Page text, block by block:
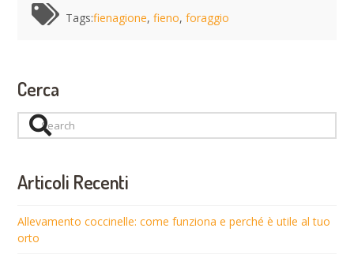
Tags:fienagione,fieno,foraggio
Cerca
Search
Articoli Recenti
Allevamento coccinelle: come funziona e perché è utile al tuo
orto